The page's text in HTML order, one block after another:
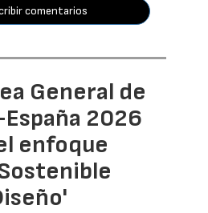
comentarios
General de
2026
enfoque